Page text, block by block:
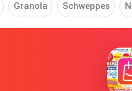
Granola Schweppes